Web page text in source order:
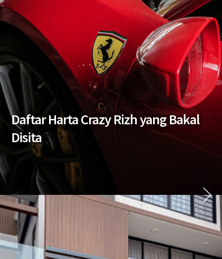
Daftar Harta Crazy Rizh yang Bakal
Disita